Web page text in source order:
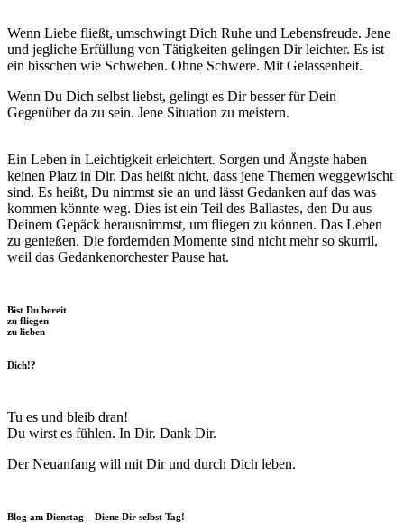
Wenn Liebe fließt, umschwingt Dich Ruhe und Lebensfreude. Jene
und jegliche Erfüllung von Tätigkeiten gelingen Dir leichter. Es ist
ein bisschen wie Schweben. Ohne Schwere. Mit Gelassenheit.
Wenn Du Dich selbst liebst, gelingt es Dir besser für Dein
Gegenüber da zu sein. Jene Situation zu meistern.
Ein Leben in Leichtigkeit erleichtert. Sorgen und Ängste haben
keinen Platz in Dir. Das heißt nicht, dass jene Themen weggewischt
sind. Es heißt, Du nimmst sie an und lässt Gedanken auf das was
kommen könnte weg. Dies ist ein Teil des Ballastes, den Du aus
Deinem Gepäck herausnimmst, um fliegen zu können. Das Leben
zu genießen. Die fordernden Momente sind nicht mehr so skurril,
weil das Gedankenorchester Pause hat.
Bist Du bereit
zu fliegen
zu lieben
Dich!?
Tu es und bleib dran!
Du wirst es fühlen. In Dir. Dank Dir.
Der Neuanfang will mit Dir und durch Dich leben.
Blog am Dienstag – Diene Dir selbst Tag!